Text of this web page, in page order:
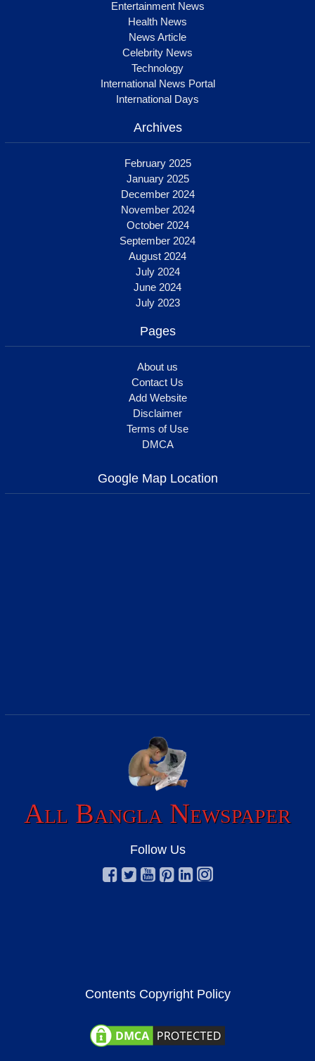
Entertainment News
Health News
News Article
Celebrity News
Technology
International News Portal
International Days
Archives
February 2025
January 2025
December 2024
November 2024
October 2024
September 2024
August 2024
July 2024
June 2024
July 2023
Pages
About us
Contact Us
Add Website
Disclaimer
Terms of Use
DMCA
Google Map Location
All Bangla Newspaper
Follow Us
Contents Copyright Policy